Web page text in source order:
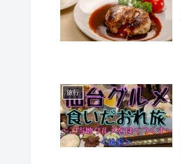
旅行